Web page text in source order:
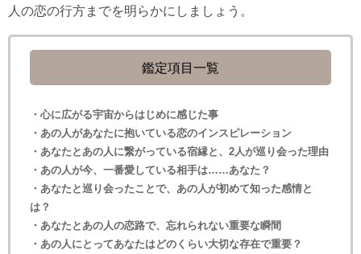
人の恋の行方までを明らかにしましょう。
鑑定項目一覧
・心に広がる宇宙からはじめに感じた事
・あの人があなたに抱いている恋のインスピレーション
・あなたとあの人に繋がっている宿縁と、2人が巡り会った理由
・あの人が今、一番愛している相手は……あなた？
・あなたと巡り会ったことで、あの人が初めて知った感情と
は？
・あなたとあの人の恋路で、忘れられない重要な瞬間
・あの人にとってあなたはどのくらい大切な存在で重要？